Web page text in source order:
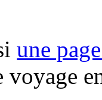
une
voyage